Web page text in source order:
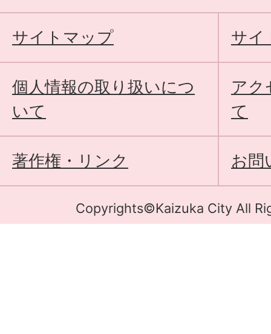
サイトマップ サイ
個人情報の取り扱いにつ
いて
アク
て
著作権・リンク お問
Copyrights©Kaizuka City All